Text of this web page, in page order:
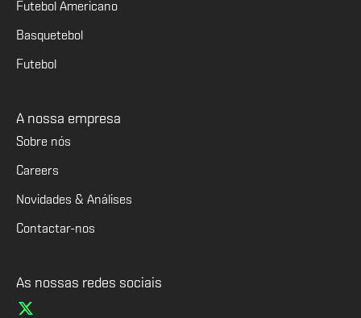
Futebol Americano
Basquetebol
Futebol
A nossa empresa
Sobre nós
Careers
Novidades & Análises
Contactar-nos
As nossas redes sociais